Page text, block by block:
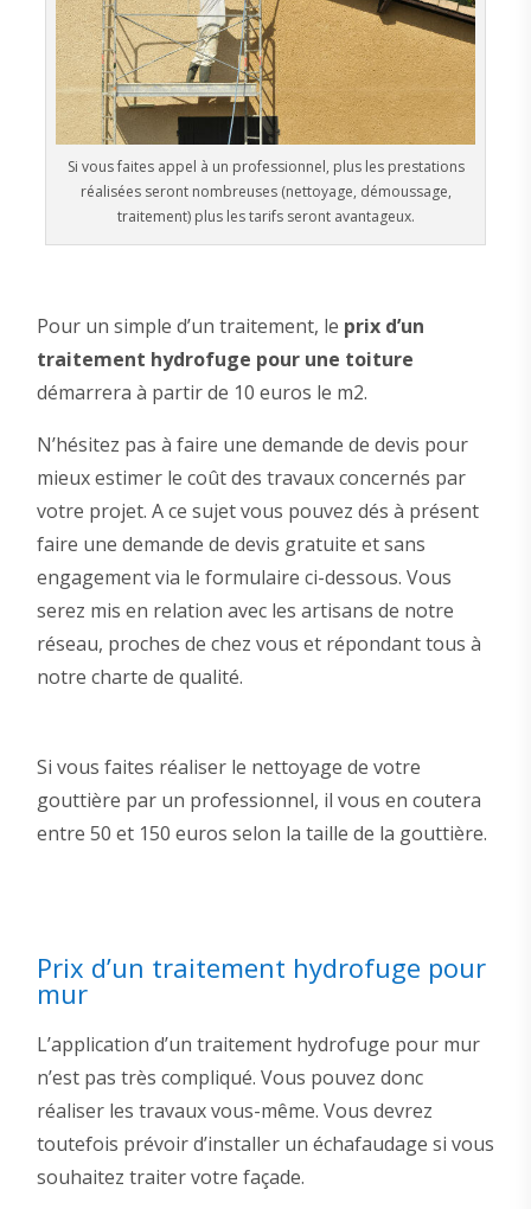
Si vous faites appel à un professionnel, plus les prestations
réalisées seront nombreuses (nettoyage, démoussage,
traitement) plus les tarifs seront avantageux.
Pour un simple d’un traitement, le prix d’un
traitement hydrofuge pour une toiture
démarrera à partir de 10 euros le m2.
N’hésitez pas à faire une demande de devis pour
mieux estimer le coût des travaux concernés par
votre projet. A ce sujet vous pouvez dés à présent
faire une demande de devis gratuite et sans
engagement via le formulaire ci-dessous. Vous
serez mis en relation avec les artisans de notre
réseau, proches de chez vous et répondant tous à
notre charte de qualité.
Si vous faites réaliser le nettoyage de votre
gouttière par un professionnel, il vous en coutera
entre 50 et 150 euros selon la taille de la gouttière.
Prix d’un traitement hydrofuge pour
mur
L’application d’un traitement hydrofuge pour mur
n’est pas très compliqué. Vous pouvez donc
réaliser les travaux vous-même. Vous devrez
toutefois prévoir d’installer un échafaudage si vous
souhaitez traiter votre façade.